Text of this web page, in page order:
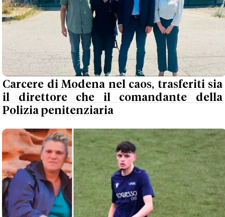
Carcere di Modena nel caos, trasferiti sia
il direttore che il comandante della
Polizia penitenziaria